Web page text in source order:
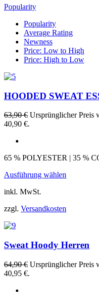
Popularity
Popularity
Average Rating
Newness
Price: Low to High
Price: High to Low
HOODED SWEAT
63,90€ Ursprünglicher Preis
40,90 €.
65 % POLYESTER | 35 %
Ausführung wählen
inkl. MwSt.
zzgl. Versandkosten
Sweat Hoody Herren
64,90€ Ursprünglicher Preis
40,95 €.